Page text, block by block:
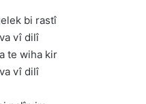
bi rastî
vî dilî
te wiha kir
vî dilî